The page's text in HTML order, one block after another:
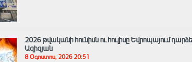
2026 թվականի հունիսն ու հուլիսը Եվրոպայում
Ազիզյան
8 Օգոստոս, 2026 20:51